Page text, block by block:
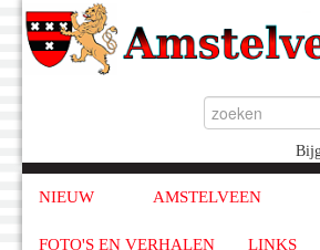
NIEUW AMSTELVEEN
FOTO'S EN VERHALEN LINKS